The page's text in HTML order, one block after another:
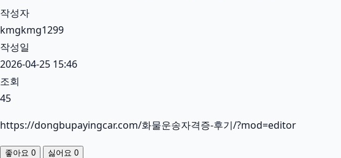
작성자
kmgkmg1299
작성일
2026-04-25 15:46
조회
45
https://dongbupayingcar.com/화물운송자격증-후기/?mod=editor
좋아요 0 싫어요 0